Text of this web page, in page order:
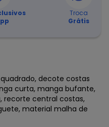
Troca
Grátis
decote costas
curta, manga bufante,
recorte central costas,
material malha de